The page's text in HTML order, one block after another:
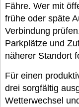
Fähre. Wer mit
frühe oder späte
Verbindung
Parkplätze und
näherer Standort
Für einen
drei sorgfältig
Wetterwechsel